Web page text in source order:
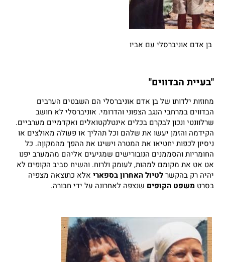
בן אדם אוניברסלי עם אביו
"בעיית הבדווים"
מחוזות ילדותו של בן אדם אוניברסלי הם השבטים הערבים
הבדווים במרחבי הנגב הצפוני והדרומי. אוניברסלי לא חושב
שרלוונטי ונכון לבקרם בכלים אינטלקטואלים ואקדמיים מערביים.
הקידמה והזמן יעשו את שלהם וכל תהליך או פעולה מאולצים או
ניסיון לכפות יחטיאו את המטרה וישיגו את ההפך מהמקוּוֶה. כל
החומריות והסממנים הנובורישים שמגיעים אליהם מהמערב יפנו
אט אט את מקומם למהות, לעומק ולרוח. והשיח סביב הקופים לא
יהיה רק בהקשרלטיול האחרון בספארי אלא כתוצאה מצפיה
בסרט משפט הקופים שנצפה לאחרונה על ידי חבורה.